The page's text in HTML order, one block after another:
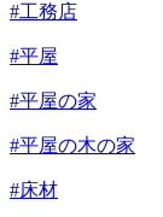
#工務店
#平屋
#平屋の家
#平屋の木の家
#床材